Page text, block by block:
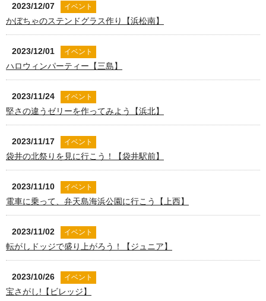
2023/12/07 イベント
かぼちゃのステンドグラス作り【浜松南】
2023/12/01 イベント
ハロウィンパーティー【三島】
2023/11/24 イベント
堅さの違うゼリーを作ってみよう【浜北】
2023/11/17 イベント
袋井の北祭りを見に行こう！【袋井駅前】
2023/11/10 イベント
電車に乗って、弁天島海浜公園に行こう【上西】
2023/11/02 イベント
転がしドッジで盛り上がろう！【ジュニア】
2023/10/26 イベント
宝さがし!【ビレッジ】